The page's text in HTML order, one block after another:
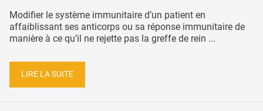
Modifier le système immunitaire d’un patient en
affaiblissant ses anticorps ou sa réponse immunitaire de
manière à ce qu’il ne rejette pas la greffe de rein ...
LIRE LA SUITE